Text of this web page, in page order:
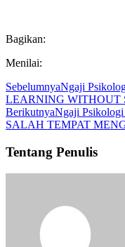
Bagikan:
Menilai:
SebelumnyaNgaji
LEARNING WITHOUT
BerikutnyaNgaji
SALAH TEMPAT
Tentang Penulis